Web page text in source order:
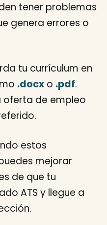
tener problemas
genera errores o
tu currículum en
.docx o .pdf.
oferta de empleo
estos
mejorar
de que tu
ATS y llegue a